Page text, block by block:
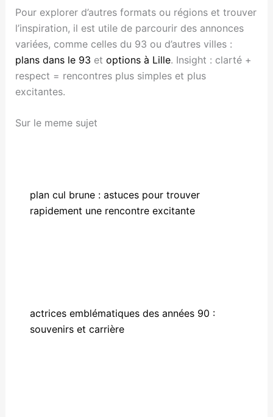
Pour explorer d’autres formats ou régions et trouver
l’inspiration, il est utile de parcourir des annonces
variées, comme celles du 93 ou d’autres villes :
plans dans le 93 et options à Lille. Insight : clarté +
respect = rencontres plus simples et plus
excitantes.
Sur le meme sujet
plan cul brune : astuces pour trouver
rapidement une rencontre excitante
actrices emblématiques des années 90 :
souvenirs et carrière